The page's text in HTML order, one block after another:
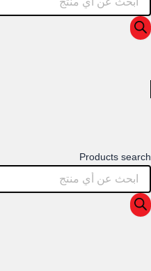
Products search